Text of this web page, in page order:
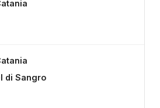
di Sangro